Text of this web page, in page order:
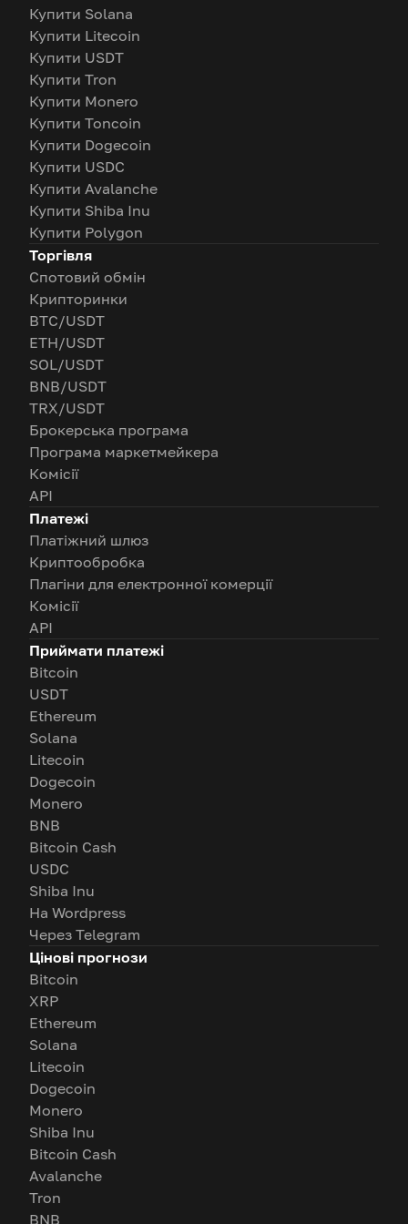
Купити Solana
Купити Litecoin
Купити USDT
Купити Tron
Купити Monero
Купити Toncoin
Купити Dogecoin
Купити USDC
Купити Avalanche
Купити Shiba Inu
Купити Polygon
Торгівля
Спотовий обмін
Крипторинки
BTC/USDT
ETH/USDT
SOL/USDT
BNB/USDT
TRX/USDT
Брокерська програма
Програма маркетмейкера
Комісії
API
Платежі
Платіжний шлюз
Криптообробка
Плагіни для електронної комерції
Комісії
API
Приймати платежі
Bitcoin
USDT
Ethereum
Solana
Litecoin
Dogecoin
Monero
BNB
Bitcoin Cash
USDC
Shiba Inu
На Wordpress
Через Telegram
Цінові прогнози
Bitcoin
XRP
Ethereum
Solana
Litecoin
Dogecoin
Monero
Shiba Inu
Bitcoin Cash
Avalanche
Tron
BNB